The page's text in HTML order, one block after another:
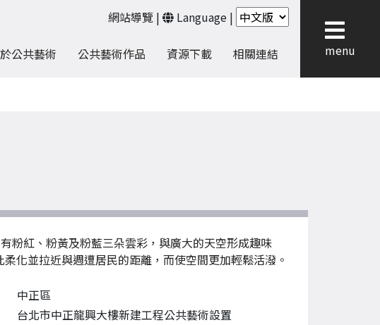
網站導覽 | Language |
公共藝術 公共藝術作品 資源下載 相關連結 menu
粉紅、粉黃及粉藍三朵雲彩，與廣大的天空形成趣味
化並拉近與週遭居民的距離，而使空間更加輕鬆活潑。
中正區
台北市中正龍興大樓新建工程公共藝術設置